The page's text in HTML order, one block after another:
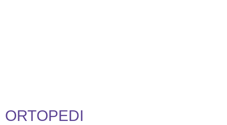
ORTOPEDI